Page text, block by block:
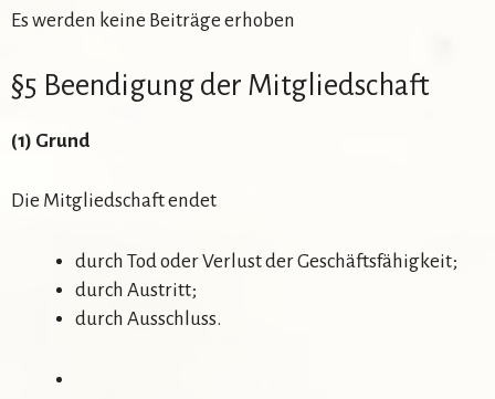
Es werden keine Beiträge erhoben
§5 Beendigung der Mitgliedschaft
(1) Grund
Die Mitgliedschaft endet
durch Tod oder Verlust der Geschäftsfähigkeit;
durch Austritt;
durch Ausschluss.